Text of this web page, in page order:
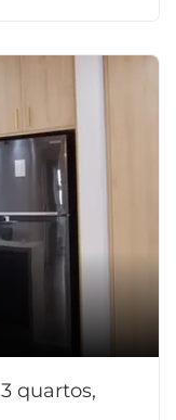
quartos,